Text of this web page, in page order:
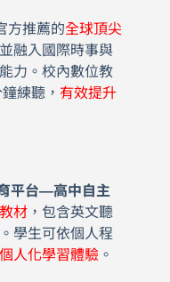
方推薦的全球頂尖
融入國際時事與
力。校內數位教
練聽， 有效提升
平台—高中自主
材 ，包含英文聽
學生可依個人程
人化學習體驗 。